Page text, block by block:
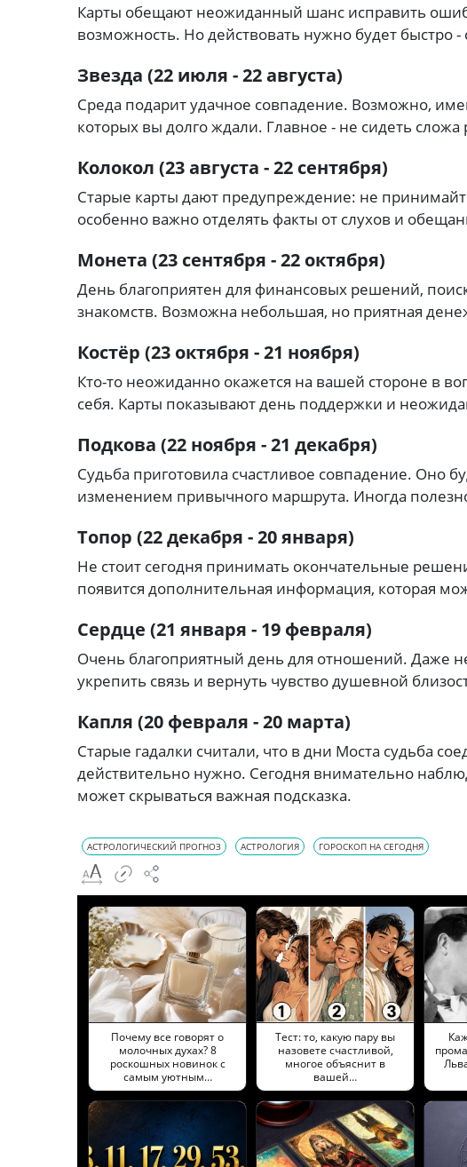
Карты обещают неожиданный шанс исправить
возможность. Но действовать нужно будет быстро
Звезда (22 июля - 22 августа)
Среда подарит удачное совпадение. Возможно,
которых вы долго ждали. Главное - не сидеть сложа
Колокол (23 августа - 22 сентября)
Старые карты дают предупреждение: не
особенно важно отделять факты от слухов и
Монета (23 сентября - 22 октября)
День благоприятен для финансовых решений,
знакомств. Возможна небольшая, но приятная
Костёр (23 октября - 21 ноября)
Кто-то неожиданно окажется на вашей стороне в
себя. Карты показывают день поддержки и
Подкова (22 ноября - 21 декабря)
Судьба приготовила счастливое совпадение. Оно
изменением привычного маршрута. Иногда
Топор (22 декабря - 20 января)
Не стоит сегодня принимать окончательные
появится дополнительная информация, которая
Сердце (21 января - 19 февраля)
Очень благоприятный день для отношений. Даже
укрепить связь и вернуть чувство душевной
Капля (20 февраля - 20 марта)
Старые гадалки считали, что в дни Моста судьба
действительно нужно. Сегодня внимательно
может скрываться важная подсказка.
АСТРОЛОГИЧЕСКИЙ ПРОГНОЗ АСТРОЛОГИЯ ГОРОСКОП НА СЕГОДНЯ
Почему все говорят о
молочных духах? 8
роскошных новинок с
самым уютным…
Тест: то, какую пару вы
назовете счастливой,
многое объяснит в
вашей…